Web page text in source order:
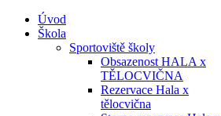
Úvod
Škola
Sportoviště školy
Obsazenost HALA x
TĚLOCVIČNA
Rezervace Hala x
tělocvična